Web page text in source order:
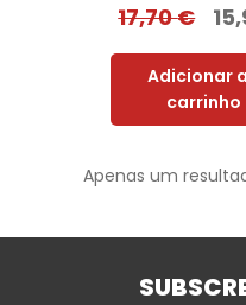
17,70€
Adicionar
carrinho
Apenas um